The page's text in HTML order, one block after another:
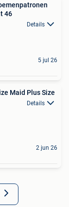
46
Details
5 jul 26
Maid Plus Size
Details
2 jun 26